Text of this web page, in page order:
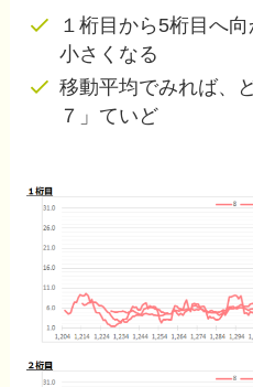
１桁目から5桁目へ
小さくなる
移動平均でみれば、
７」ていど